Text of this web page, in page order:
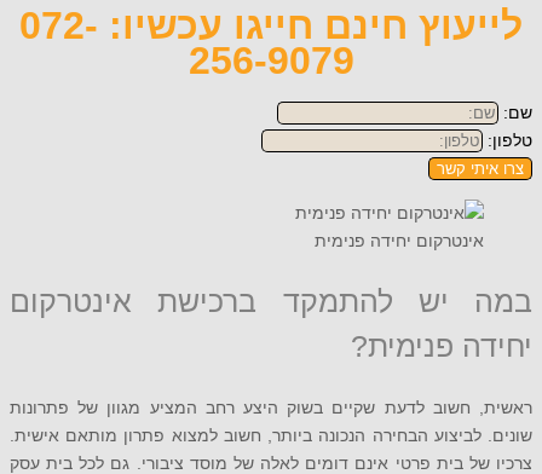
לייעוץ חינם חייגו עכשיו: 072-
256-9079
קשר
יחידה פנימית
יש להתמקד ברכישת אינטרקום
פנימית?
חשוב לדעת שקיים בשוק היצע רחב המציע מגוון של פתרונות
הבחירה הנכונה ביותר, חשוב למצוא פתרון מותאם אישית.
בית פרטי אינם דומים לאלה של מוסד ציבורי. גם לכל בית עסק